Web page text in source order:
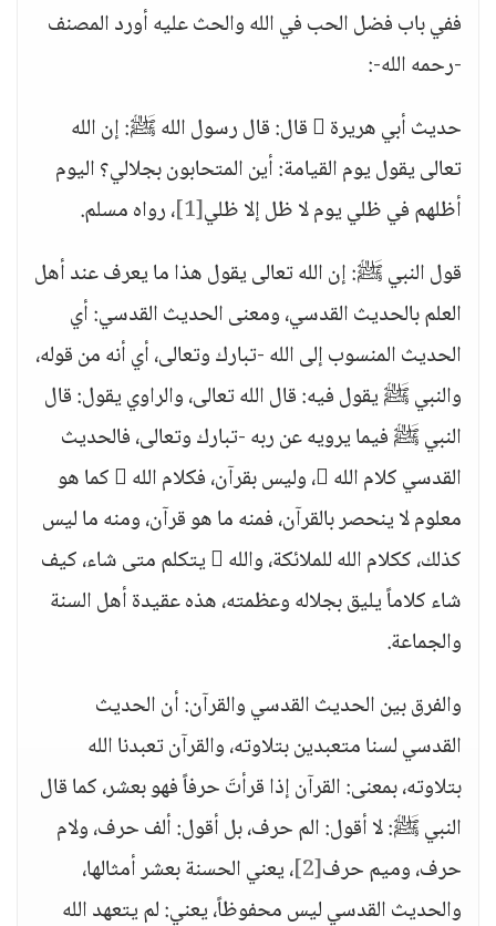
ففي باب فضل الحب في الله والحث عليه أورد المصنف
-رحمه الله-:
حديث أبي هريرة  قال: قال رسول الله ﷺ: إن الله
تعالى يقول يوم القيامة: أين المتحابون بجلالي؟ اليوم
أظلهم في ظلي يوم لا ظل إلا ظلي[1] ، رواه مسلم.
قول النبي ﷺ: إن الله تعالى يقول هذا ما يعرف عند أهل
العلم بالحديث القدسي، ومعنى الحديث القدسي: أي
الحديث المنسوب إلى الله -تبارك وتعالى، أي أنه من قوله،
والنبي ﷺ يقول فيه: قال الله تعالى، والراوي يقول: قال
النبي ﷺ فيما يرويه عن ربه -تبارك وتعالى، فالحديث
القدسي كلام الله ، وليس بقرآن، فكلام الله  كما هو
معلوم لا ينحصر بالقرآن، فمنه ما هو قرآن، ومنه ما ليس
كذلك، ككلام الله للملائكة، والله  يتكلم متى شاء، كيف
شاء كلاماً يليق بجلاله وعظمته، هذه عقيدة أهل السنة
والجماعة.
والفرق بين الحديث القدسي والقرآن: أن الحديث
القدسي لسنا متعبدين بتلاوته، والقرآن تعبدنا الله
بتلاوته، بمعنى: القرآن إذا قرأتَ حرفاً فهو بعشر، كما قال
النبي ﷺ: لا أقول: الم حرف، بل أقول: ألف حرف، ولام
حرف، وميم حرف[2] ، يعني الحسنة بعشر أمثالها،
والحديث القدسي ليس محفوظاً، يعني: لم يتعهد الله